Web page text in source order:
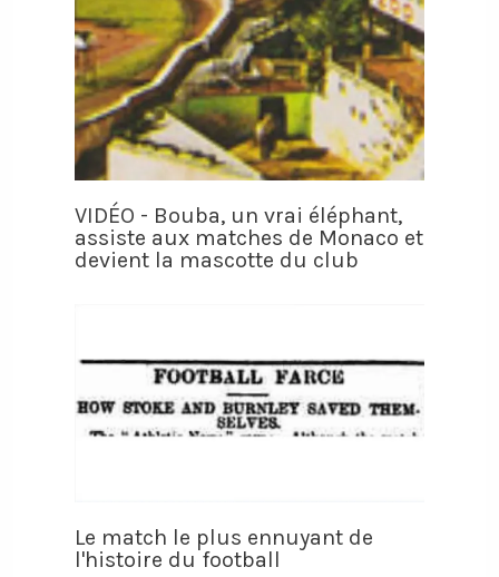
VIDÉO - Bouba, un vrai éléphant,
assiste aux matches de Monaco et
devient la mascotte du club
Le match le plus ennuyant de
l'histoire du football